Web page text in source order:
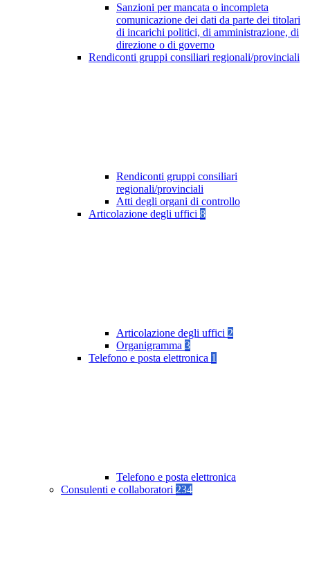
Sanzioni per mancata o incompleta
comunicazione dei dati da parte dei titolari
di incarichi politici, di amministrazione, di
direzione o di governo
Rendiconti gruppi consiliari regionali/provinciali
Rendiconti gruppi consiliari
regionali/provinciali
Atti degli organi di controllo
Articolazione degli uffici 8
Articolazione degli uffici 2
Organigramma 3
Telefono e posta elettronica 1
Telefono e posta elettronica
Consulenti e collaboratori 234